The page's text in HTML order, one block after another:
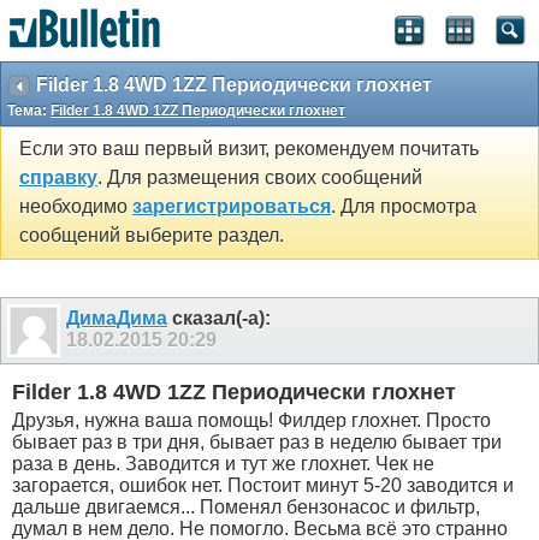
Filder 1.8 4WD 1ZZ Периодически глохнет
Тема: Filder 1.8 4WD 1ZZ Периодически глохнет
Если это ваш первый визит, рекомендуем почитать
справку. Для размещения своих сообщений
необходимо зарегистрироваться. Для просмотра
сообщений выберите раздел.
ДимаДима сказал(-а):
18.02.2015 20:29
Filder 1.8 4WD 1ZZ Периодически глохнет
Друзья, нужна ваша помощь! Филдер глохнет. Просто
бывает раз в три дня, бывает раз в неделю бывает три
раза в день. Заводится и тут же глохнет. Чек не
загорается, ошибок нет. Постоит минут 5-20 заводится и
дальше двигаемся... Поменял бензонасос и фильтр,
думал в нем дело. Не помогло. Весьма всё это странно
SEO by vBSEO ©2011, Crawlability, Inc.